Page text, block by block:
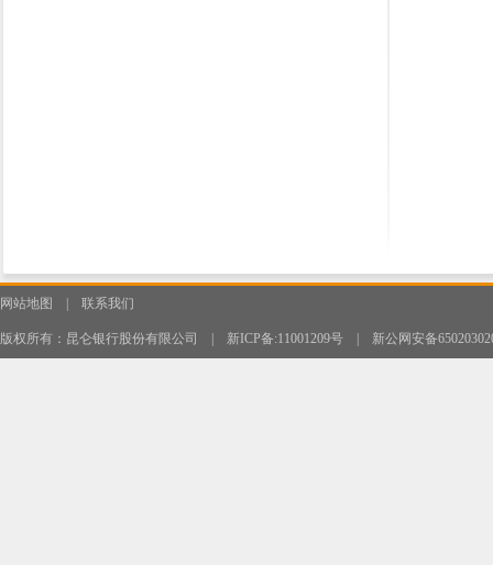
网站地图 联系我们
版权所有：昆仑银行股份有限公司 新ICP备:11001209号 新公网安备